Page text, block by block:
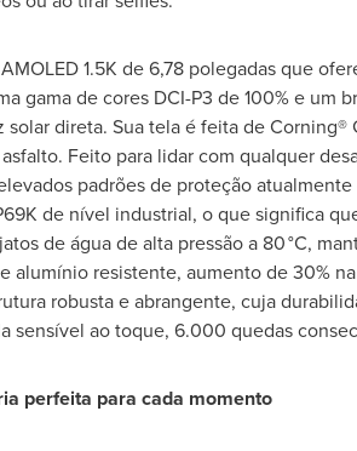
1.5K de 6,78 polegadas que
gama de cores DCI-P3 de 100% e
direta. Sua tela é feita de
Feito para lidar com qualquer
padrões de proteção
de nível industrial, o que significa
de água de alta pressão a 80 °C,
alumínio resistente, aumento de 30%
robusta e abrangente, cuja
sensível ao toque, 6.000 quedas
perfeita para cada momento